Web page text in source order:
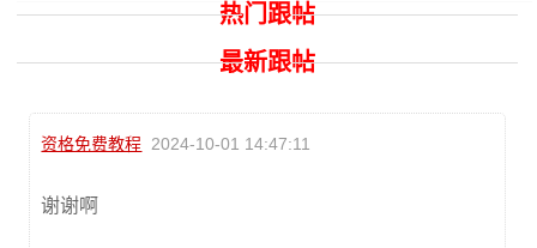
热门跟帖
最新跟帖
资格免费教程 2024-10-01 14:47:11
谢谢啊